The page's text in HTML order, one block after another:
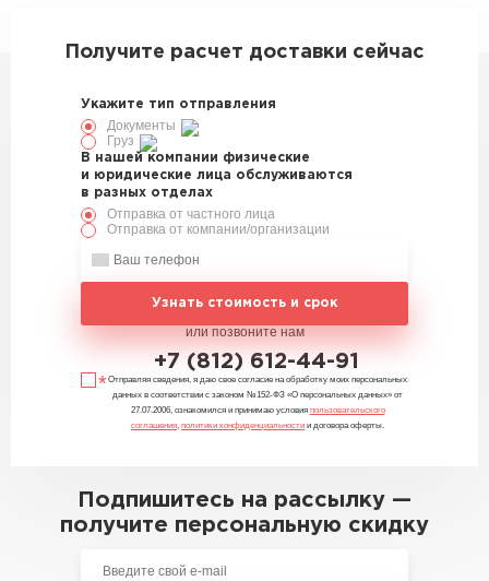
Получите расчет доставки сейчас
Укажите тип отправления
Документы
Груз
В нашей компании физические
и юридические лица обслуживаются
в разных отделах
Отправка от частного лица
Отправка от компании/организации
Узнать стоимость и срок
или позвоните нам
+7 (812) 612-44-91
Отправляя сведения, я даю свое согласие на обработку моих персональных
данных в соответствии с законом №152-ФЗ «О персональных данных» от
27.07.2006, ознакомился и принимаю условия пользовательского
соглашения политики конфиденциальности и договора оферты.
Подпишитесь на рассылку —
получите персональную скидку